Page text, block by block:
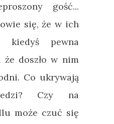
gość...
się, że w ich
kiedyś pewna
doszło w nim
Co ukrywają
Czy na
może czuć się